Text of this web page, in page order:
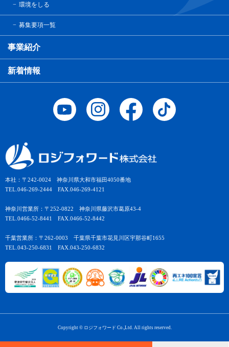
本社：〒242-0024 神奈川県大和市福田4050番地
TEL.046-269-2444 FAX.046-269-4121
神奈川営業所：〒252-0822 神奈川県藤沢市葛原43-4
TEL.0466-52-8441 FAX.0466-52-8442
千葉営業所：〒262-0003 千葉県千葉市花見川区宇那谷町1655
TEL.043-250-6831 FAX.043-250-6832
環境をしる
募集要項一覧
事業紹介
新着情報
Copyright © ロジフォワード Co.,Ltd. All rights reserved.